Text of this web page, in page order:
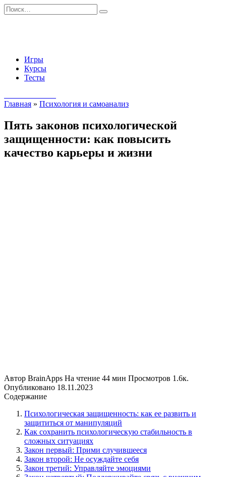
Перейти
к
Search
for:
Игры
Курсы
Тесты
Главная » Психология и самоанализ
Пять законов психологической
защищенности: как повысить
качество карьеры и жизни
Автор BrainApps На чтение 44 мин Просмотров 1.6к.
Опубликовано 18.11.2023
Содержание
Психологическая защищенность: как ее развить и
защититься от манипуляций
Как сохранить психологическую стабильность в
сложных ситуациях
Закон первый: Прими случившееся
Закон второй: Не осуждайте себя
Закон третий: Управляйте эмоциями